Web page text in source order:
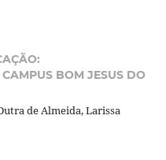
BOM JESUS DO
de Almeida, Larissa